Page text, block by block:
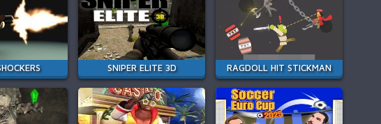
SNIPER ELITE 3D RAGDOLL HIT STICKMAN